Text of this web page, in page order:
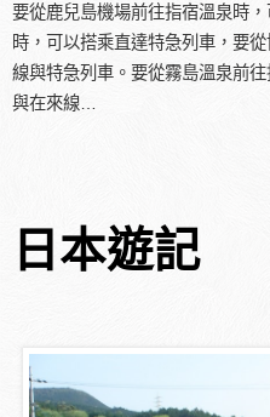
要從鹿兒島機場前往指宿溫泉時
時，可以搭乘直達特急列車，要
線與特急列車。要從霧島溫泉前
與在來線…
日本遊記